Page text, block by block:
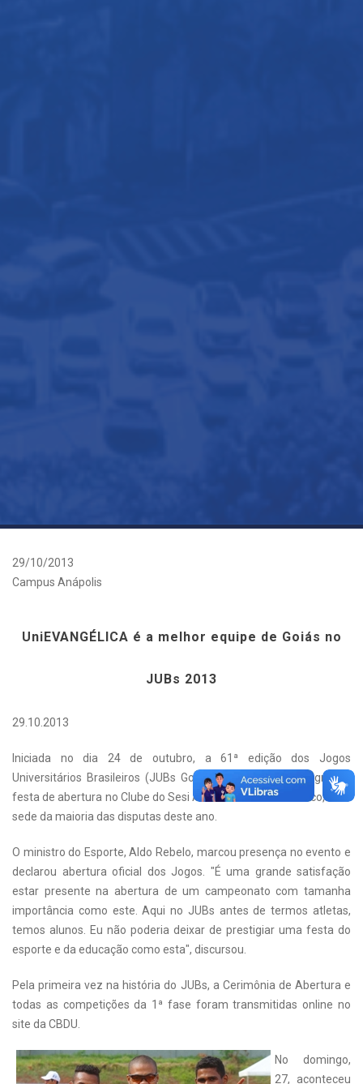
29/10/2013
Campus Anápolis
UniEVANGÉLICA é a melhor equipe de Goiás no
JUBs 2013
29.10.2013
Iniciada no dia 24 de outubro, a 61ª edição dos Jogos
Universitários Brasileiros (JUBs Goiânia 2013) teve uma grande
festa de abertura no Clube do Sesi Antônio Ferreira Pacheco, local
sede da maioria das disputas deste ano.
O ministro do Esporte, Aldo Rebelo, marcou presença no evento e
declarou abertura oficial dos Jogos. "É uma grande satisfação
estar presente na abertura de um campeonato com tamanha
importância como este. Aqui no JUBs antes de termos atletas,
temos alunos. Eu não poderia deixar de prestigiar uma festa do
esporte e da educação como esta", discursou.
Pela primeira vez na história do JUBs, a Cerimônia de Abertura e
todas as competições da 1ª fase foram transmitidas online no
site da CBDU.
No domingo,
27, aconteceu